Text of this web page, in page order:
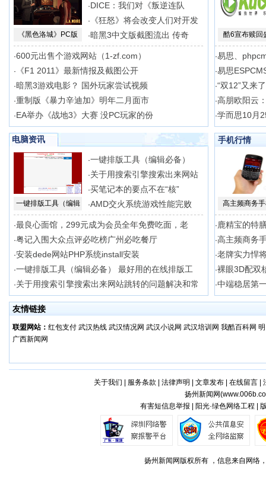
《黑色洛城》PC版
·DICE：我们对《叛逆连队
· 《狂怒》将会改变人们对开发
·暗黑3中文版截图流出 传奇
·600元出售个游戏网站（1-zf.com）
· 《F1 2011》最新情报及截图公开
·暗黑3游戏电影？ 国外玩家尝试视频
·重制版《暴力辛迪加》明年二月面市
·EA举办《战地3》大赛 没PC玩家的份
酷6宣布赎回
·易思、
·易思
·“双12”又来
·高朋欧阳云
·学而思10月
电脑资讯
一键排版工具（编辑
·一键排版工具（编辑必备）
·关于用搜索引擎搜索出来网站
·买笔记本的要点不在“核”
·AMD交火系统游戏性能完败
·最良心面馆，299元成为会员全年免费吃面，老
·粤记入围大众点评必吃榜广州必吃餐厅
·安装dede网站PHP系统install安装
·一键排版工具（编辑必备） 最好用的在线排版工
·关于用搜索引擎搜索出来网站跳转的问题解决和常
手机行情
高主频商务
· 鹿精宝的特
·高主频商务
·老牌实力悍
·裸眼3D配双
·中端稳居第
友情链接
联盟网站： 红包支付 武汉热线 武汉情况网 武汉小说网 武汉培训网 我酷百科网
广西新闻网
关于我们 服务条款 法律声明 文章发布| 在线留言|
扬州新闻网(
有害短信息举报 | 阳光·绿色网络工程 |
扬州新闻网版权所有 ，信息来自网络